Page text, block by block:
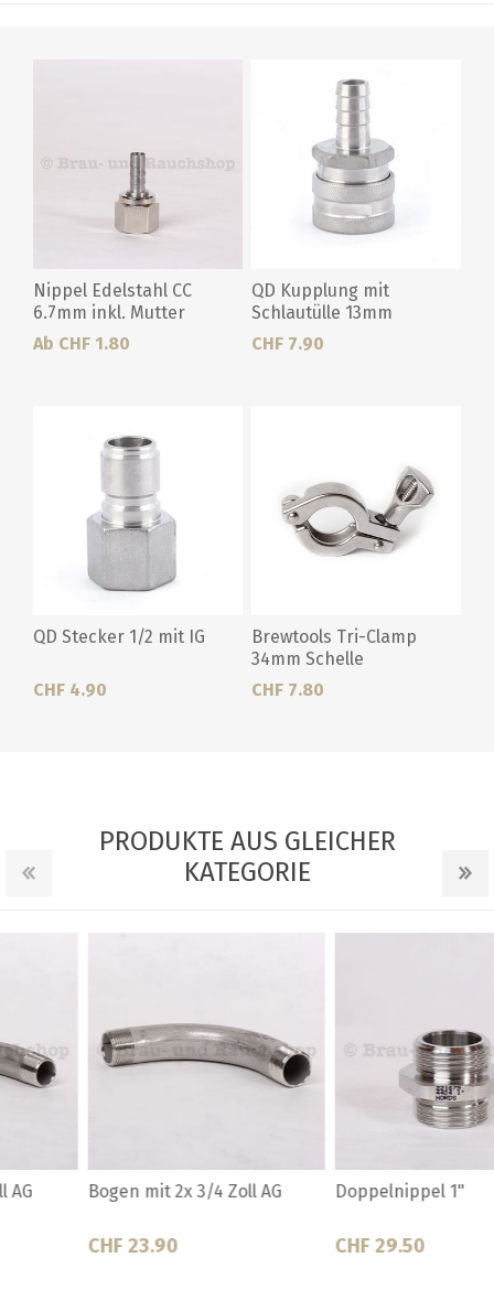
Nippel Edelstahl CC
6.7mm inkl. Mutter
Ab CHF 1.80
QD Kupplung mit
Schlautülle 13mm
CHF 7.90
QD Stecker 1/2 mit IG
CHF 4.90
Brewtools Tri-Clamp
34mm Schelle
CHF 7.80
PRODUKTE AUS GLEICHER
KATEGORIE
Doppelnippel 1"
CHF 29.50
Doppelnippel 1/2"
CHF 14.00